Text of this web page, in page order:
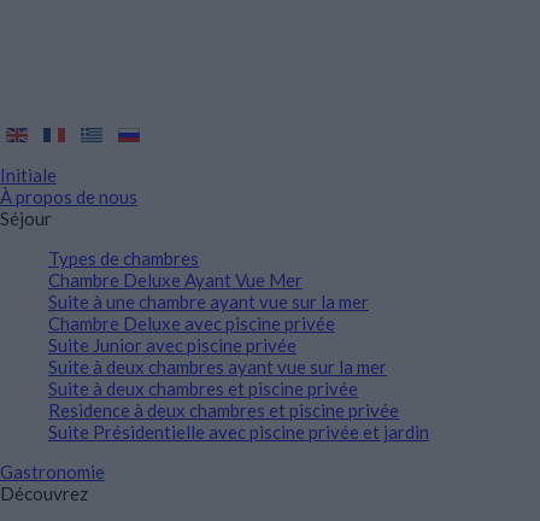
Initiale
À propos de nous
Séjour
Types de chambres
Chambre Deluxe Ayant Vue Mer
Suite à une chambre ayant vue sur la mer
Chambre Deluxe avec piscine privée
Suite Junior avec piscine privée
Suite à deux chambres ayant vue sur la mer
Suite à deux chambres et piscine privée
Residence à deux chambres et piscine privée
Suite Présidentielle avec piscine privée et jardin
Gastronomie
Découvrez